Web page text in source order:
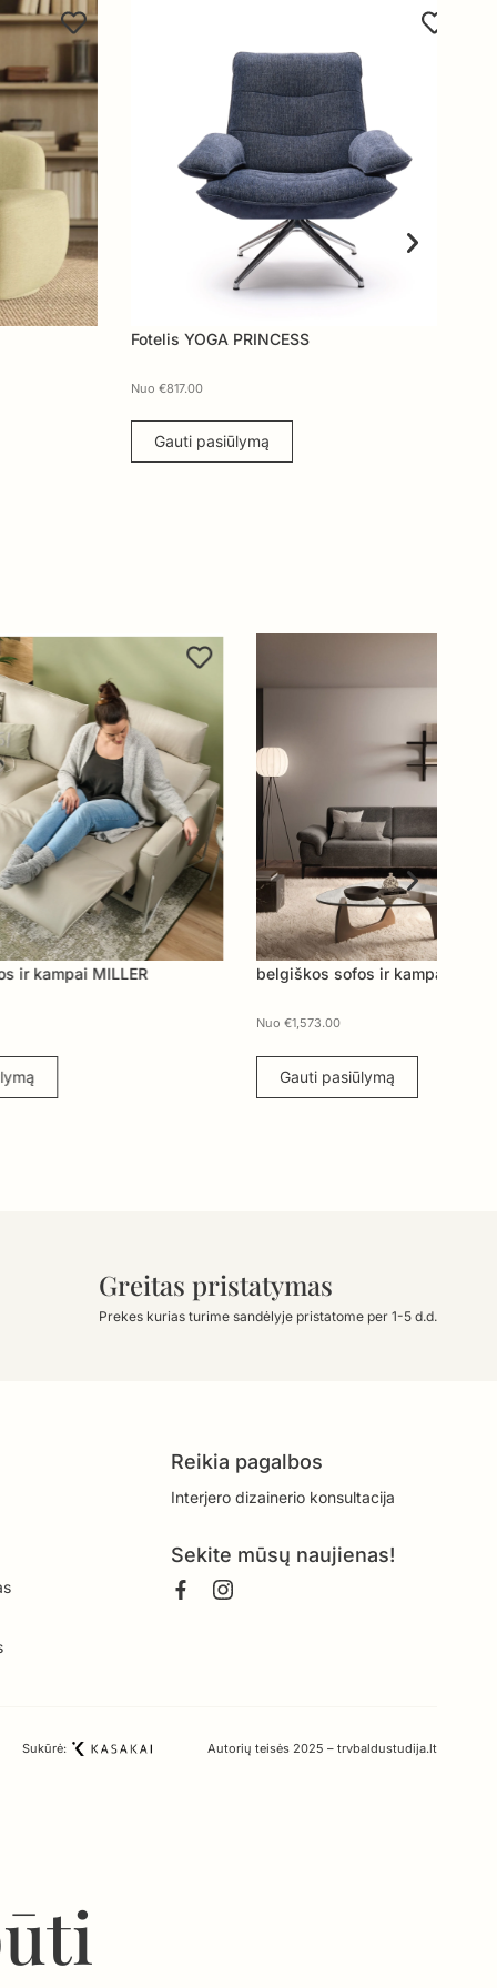
Fotelis YOGA PRINCESS
€817.00
Gauti pasiūlymą
belgiškos sofos ir kampai WAVE
Greitas pristatymas
Prekes kurias turime sandėlyje pristatome per 1-5 d.d.
Reikia pagalbos
Interjero dizainerio konsultacija
Sekite mūsų naujienas!
Sukūrė: Autorių teisės 2025 – trvbaldustudija.lt